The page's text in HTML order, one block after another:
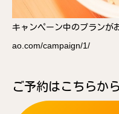
キャンペーン中のプランが
ao.com/campaign/1/
ご予約はこちらから